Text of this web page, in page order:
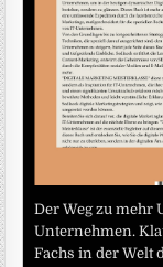
Der Weg zu mehr
Unternehmen.
Fachs in der Welt